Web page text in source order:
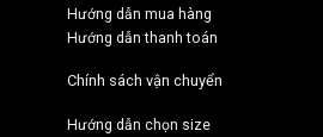
Hướng dẫn mua hàng
Hướng dẫn thanh toán
Chính sách vận chuyển
Hướng dẫn chọn size